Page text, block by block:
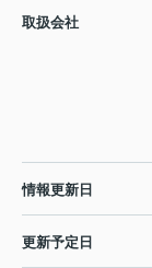
取扱会社
情報更新日
更新予定日